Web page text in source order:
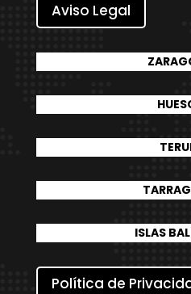
Aviso Legal
ISLAS
Política de